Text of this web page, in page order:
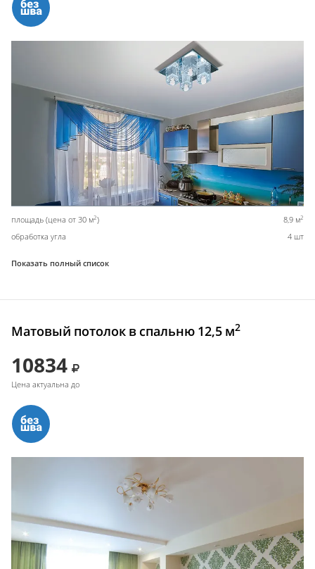
площадь (цена от 30 м2) 8,9 м2
обработка угла 4 шт
Показать полный список
Матовый потолок в спальню 12,5 м2
10834
Цена актуальна до